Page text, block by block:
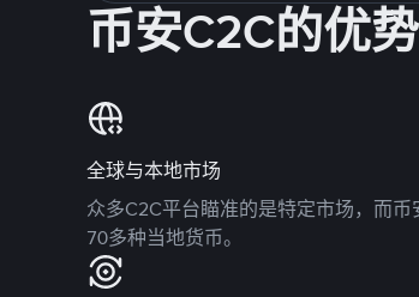
币安C2C的优势
全球与本地市场
众多C2C平台瞄准的是特定市场，而
70多种当地货币。